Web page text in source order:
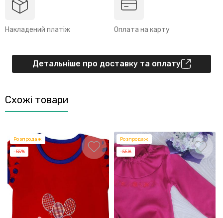
Накладений платіж Оплата на карту
Детальніше про доставку та оплату
Схожі товари
Розпродаж
-55%
Розпродаж
-55%